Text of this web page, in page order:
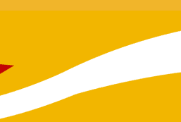
Skip to